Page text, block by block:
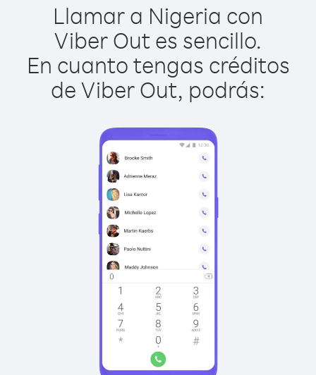
Llamar a Nigeria con
Viber Out es sencillo.
En cuanto tengas créditos
de Viber Out, podrás: